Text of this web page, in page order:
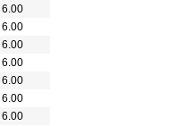
6.00
6.00
6.00
6.00
6.00
6.00
6.00